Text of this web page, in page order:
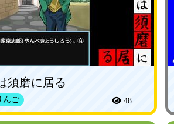
須磨に居る
んご 48